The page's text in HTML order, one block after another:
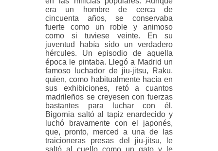
era un hombre de cerca de
cincuenta años, se conservaba
fuerte como un roble y animoso
como si tuviese veinte. En su
juventud había sido un verdadero
hércules. Un episodio de aquella
época le pintaba. Llegó a Madrid un
famoso luchador de jiu-jitsu, Raku,
quien, como habitualmente hacía en
sus exhibiciones, retó a cuantos
madrileños se creyesen con fuerzas
bastantes para luchar con él.
Bigornia saltó al tapiz enardecido y
luchó bravamente con el japonés,
que, pronto, merced a una de las
traicioneras presas del jiu-jitsu, le
saltó al cuello como un gato y le